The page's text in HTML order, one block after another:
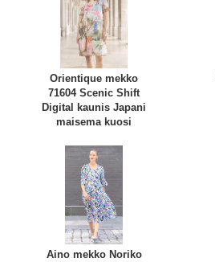
Orientique mekko
71604 Scenic Shift
Digital kaunis Japani
maisema kuosi
Aino mekko Noriko